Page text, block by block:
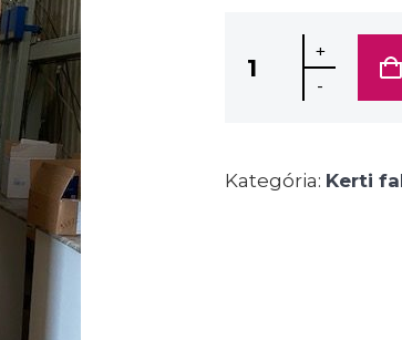
+
-
Kategória: Kerti